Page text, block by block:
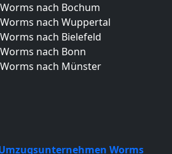
nach Bochum
nach Wuppertal
nach Bielefeld
nach Bonn
nach Münster
Worms